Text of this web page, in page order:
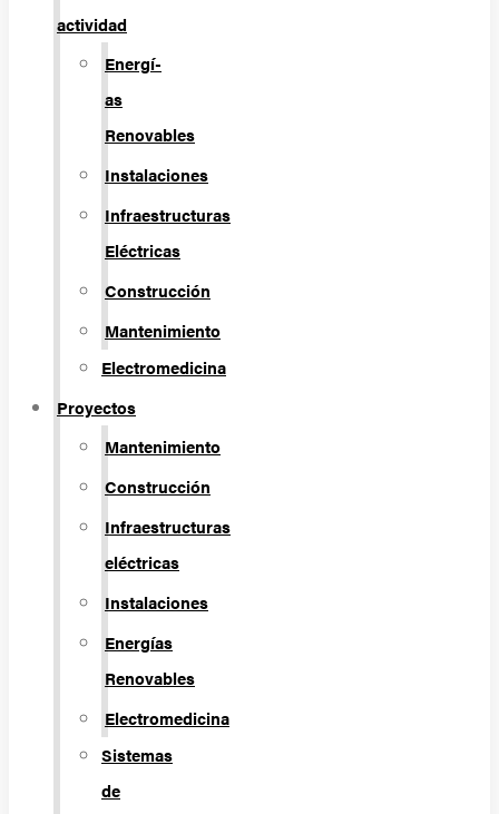
actividad
Energí­
as
Renovables
Instalaciones
Infraestructuras
Eléctricas
Construcción
Mantenimiento
Electromedicina
Proyectos
Mantenimiento
Construcción
Infraestructuras
eléctricas
Instalaciones
Energías
Renovables
Electromedicina
Sistemas
de